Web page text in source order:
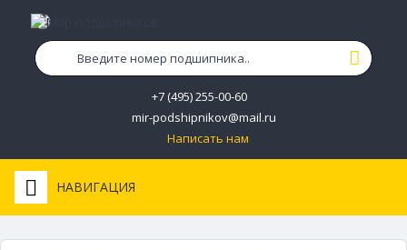
+7 (495) 255-00-60
mir-podshipnikov@mail.ru
Написать нам
НАВИГАЦИЯ